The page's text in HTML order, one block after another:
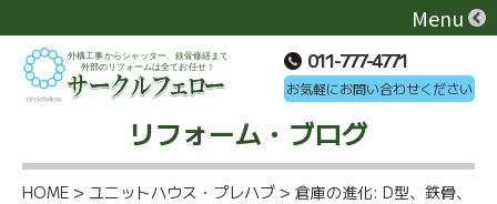
Menu
011-777-4771
お気軽にお問い合わせください
リフォーム・ブログ
HOME > ユニットハウス・プレハブ > 倉庫の進化: D型、鉄骨、